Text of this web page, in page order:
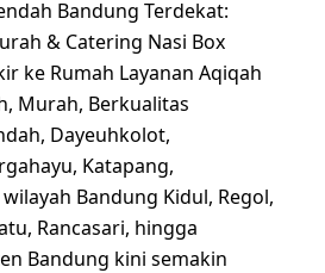
Bandung Terdekat:
& Catering Nasi Box
ke Rumah Layanan Aqiqah
Murah, Berkualitas
Dayeuhkolot,
Katapang,
Bandung Kidul, Regol,
Rancasari, hingga
Bandung kini semakin